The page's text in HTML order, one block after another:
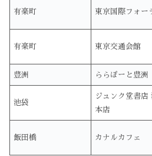
有楽町 東京国際フォー
有楽町 東京交通会館
豊洲 ららぽーと豊洲
池袋
ジュンク堂書店
本店
飯田橋 カナルカフェ